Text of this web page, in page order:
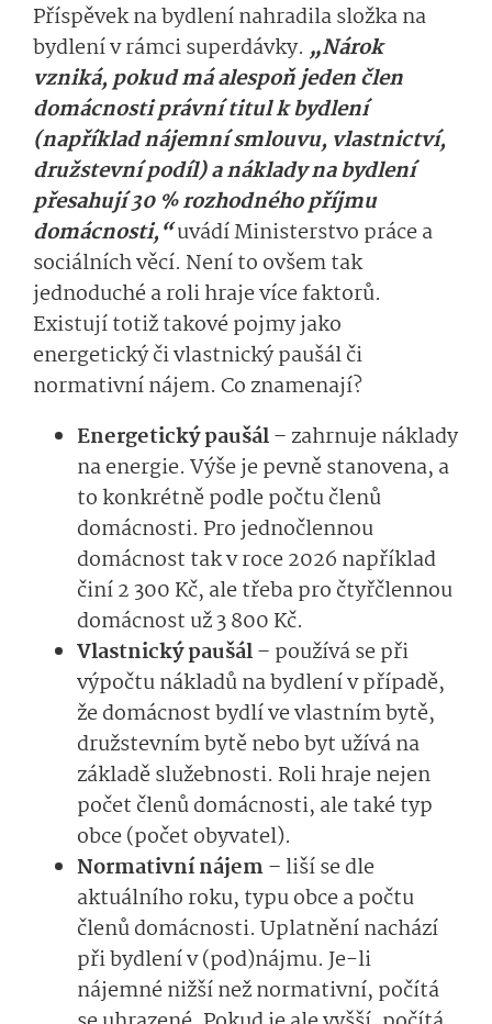
Příspěvek na bydlení nahradila složka na
bydlení v rámci superdávky. „Nárok
vzniká, pokud má alespoň jeden člen
domácnosti právní titul k bydlení
(například nájemní smlouvu, vlastnictví,
družstevní podíl) a náklady na bydlení
přesahují 30 % rozhodného příjmu
domácnosti,“uvádí Ministerstvo práce a
sociálních věcí. Není to ovšem tak
jednoduché a roli hraje více faktorů.
Existují totiž takové pojmy jako
energetický či vlastnický paušál či
normativní nájem. Co znamenají?
Energetický paušál– zahrnuje náklady
na energie. Výše je pevně stanovena, a
to konkrétně podle počtu členů
domácnosti. Pro jednočlennou
domácnost tak v roce 2026 například
činí 2 300 Kč, ale třeba pro čtyřčlennou
domácnost už 3 800 Kč.
Vlastnický paušál– používá se při
výpočtu nákladů na bydlení v případě,
že domácnost bydlí ve vlastním bytě,
družstevním bytě nebo byt užívá na
základě služebnosti. Roli hraje nejen
počet členů domácnosti, ale také typ
obce (počet obyvatel).
Normativní nájem– liší se dle
aktuálního roku, typu obce a počtu
členů domácnosti. Uplatnění nachází
při bydlení v (pod)nájmu. Je-li
nájemné nižší než normativní, počítá